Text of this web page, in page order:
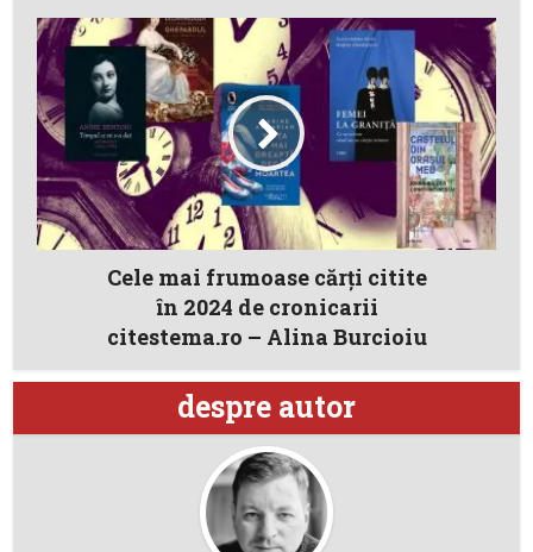
Cele mai frumoase cărți citite
în 2024 de cronicarii
citestema.ro – Alina Burcioiu
despre autor